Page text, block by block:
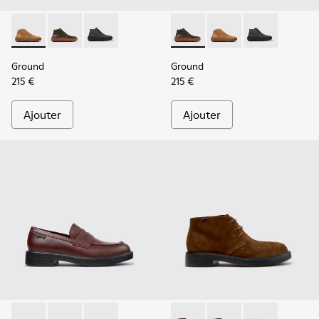
Ground - K300330-019 - Bottines en cuir velours marron
Ground - K300330-020 - Bottines en cuir vert pour
Ground - K300330-006
Ground
215 €
Ajouter
Ground - K300330-020 -
Ground - K300330-
Ground -
Ground
215 €
Ajouter